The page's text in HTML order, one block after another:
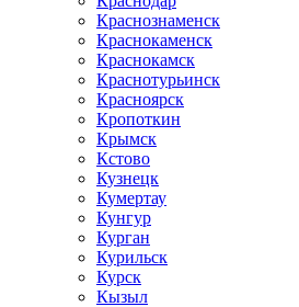
Краснознаменск
Краснокаменск
Краснокамск
Краснотурьинск
Красноярск
Кропоткин
Крымск
Кстово
Кузнецк
Кумертау
Кунгур
Курган
Курильск
Курск
Кызыл